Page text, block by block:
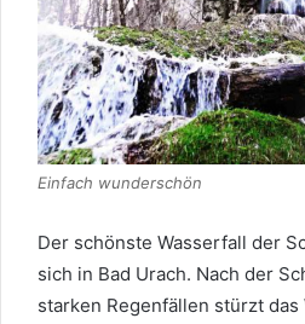
Einfach wunderschön
Der schönste Wasserfall der
sich in Bad Urach. Nach der
starken Regenfällen stürzt